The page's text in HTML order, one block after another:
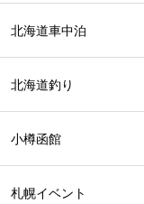
北海道車中泊
北海道釣り
小樽函館
札幌イベント